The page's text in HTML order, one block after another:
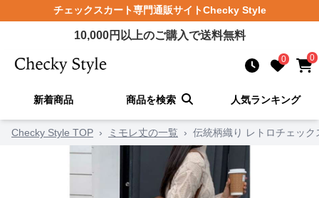
チェックスカート専門通販サイトChecky Style
10,000円以上のご購入で送料無料
0 0
新着商品 商品を検索 人気ランキング
Checky Style TOP › ミモレ丈の一覧 › 伝統柄織り レトロチェック